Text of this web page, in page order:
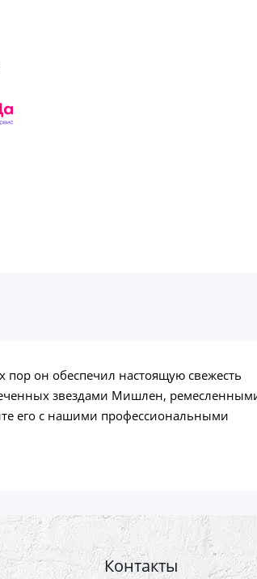
он обеспечил настоящую свежесть
звездами Мишлен,
его с нашими профессиональными
Контакты